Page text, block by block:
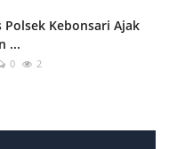
Kebonsari Ajak
...
0 2